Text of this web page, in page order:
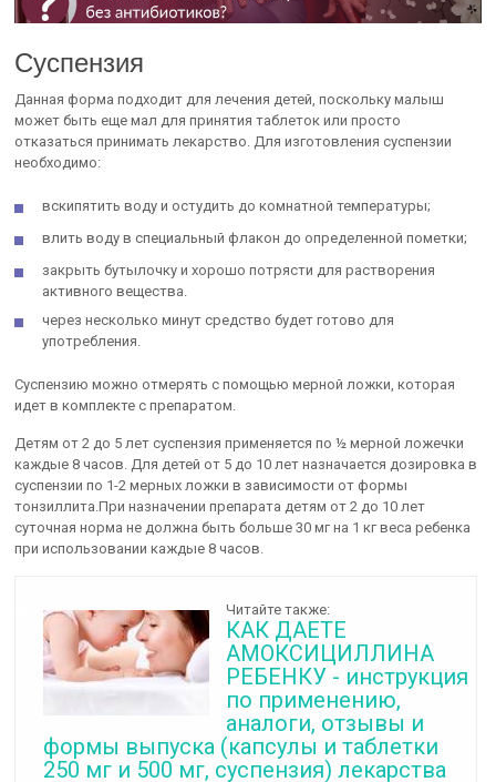
Суспензия
Данная форма подходит для лечения детей, поскольку малыш
может быть еще мал для принятия таблеток или просто
отказаться принимать лекарство. Для изготовления суспензии
необходимо:
вскипятить воду и остудить до комнатной температуры;
влить воду в специальный флакон до определенной пометки;
закрыть бутылочку и хорошо потрясти для растворения
активного вещества.
через несколько минут средство будет готово для
употребления.
Суспензию можно отмерять с помощью мерной ложки, которая
идет в комплекте с препаратом.
Детям от 2 до 5 лет суспензия применяется по ½ мерной ложечки
каждые 8 часов. Для детей от 5 до 10 лет назначается дозировка в
суспензии по 1-2 мерных ложки в зависимости от формы
тонзиллита.При назначении препарата детям от 2 до 10 лет
суточная норма не должна быть больше 30 мг на 1 кг веса ребенка
при использовании каждые 8 часов.
Читайте также:
КАК ДАЕТЕ
АМОКСИЦИЛЛИНА
РЕБЕНКУ - инструкция
по применению,
аналоги, отзывы и
формы выпуска (капсулы и таблетки
250 мг и 500 мг, суспензия) лекарства